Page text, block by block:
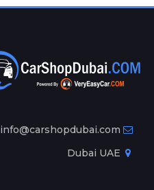
info@carshopdubai.com